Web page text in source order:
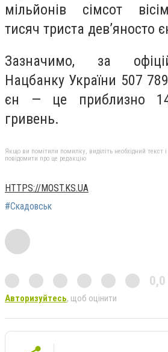
мільйонів сімсот
тисяч триста дев’яносто
Зазначимо, за
Нацбанку України 507
єн — це приблизно
гривень.
Якщо ви помітили помилку, виділіть необхідний текст
повідомити про це редакцію
HTTPS://MOST.KS.UA
#Скадовськ
0,0
Авторизуйтесь, щоб оцінити